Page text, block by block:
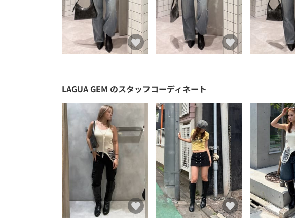
LAGUA GEM のスタッフコーディネート